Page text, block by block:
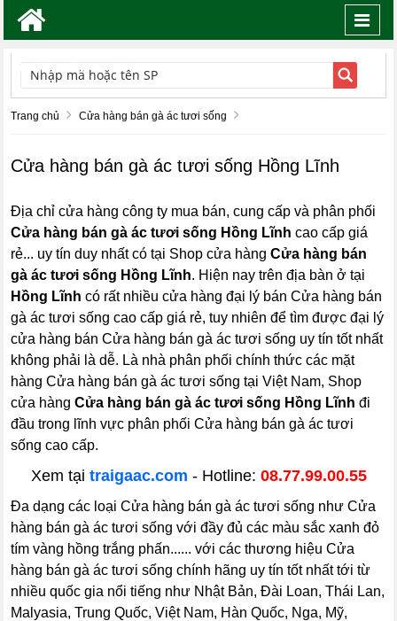
TÌM KIẾM
Trang chủ Cửa hàng bán gà ác tươi sống
Cửa hàng bán gà ác tươi sống Hồng Lĩnh
Địa chỉ cửa hàng công ty mua bán, cung cấp và phân phối
Cửa hàng bán gà ác tươi sống Hồng Lĩnh cao cấp giá
rẻ... uy tín duy nhất có tại Shop cửa hàngCửa hàng bán
gà ác tươi sống Hồng Lĩnh. Hiện nay trên địa bàn ở tại
Hồng Lĩnh có rất nhiều cửa hàng đại lý bán Cửa hàng bán
gà ác tươi sống cao cấp giá rẻ, tuy nhiên để tìm được đại lý
cửa hàng bán Cửa hàng bán gà ác tươi sống uy tín tốt nhất
không phải là dễ. Là nhà phân phối chính thức các mặt
hàng Cửa hàng bán gà ác tươi sống tại Việt Nam, Shop
cửa hàngCửa hàng bán gà ác tươi sống Hồng Lĩnh đi
đầu trong lĩnh vực phân phối Cửa hàng bán gà ác tươi
sống cao cấp.
Xem tại traigaac.com - Hotline: 08.77.99.00.55
Đa dạng các loại Cửa hàng bán gà ác tươi sống như Cửa
hàng bán gà ác tươi sống với đầy đủ các màu sắc xanh đỏ
tím vàng hồng trắng phấn...... với các thương hiệu Cửa
hàng bán gà ác tươi sống chính hãng uy tín tốt nhất tới từ
nhiều quốc gia nổi tiếng như Nhật Bản, Đài Loan, Thái Lan,
Malyasia, Trung Quốc, Việt Nam, Hàn Quốc, Nga, Mỹ,